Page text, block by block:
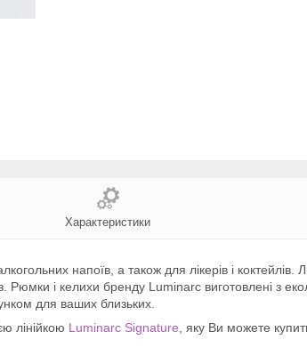
Характеристики
напоїв, а також для лікерів і коктейлів.
і келихи бренду Luminarc виготовлені з
для ваших близьких.
лінійкою Luminarc Signature , яку Ви можете